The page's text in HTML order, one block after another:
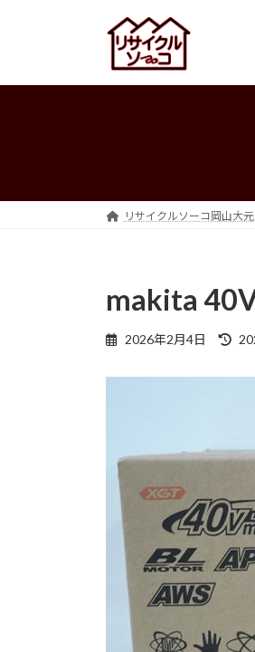
プ
動
リサイクルソーコ岡山大
makita
2026年2月4日
最